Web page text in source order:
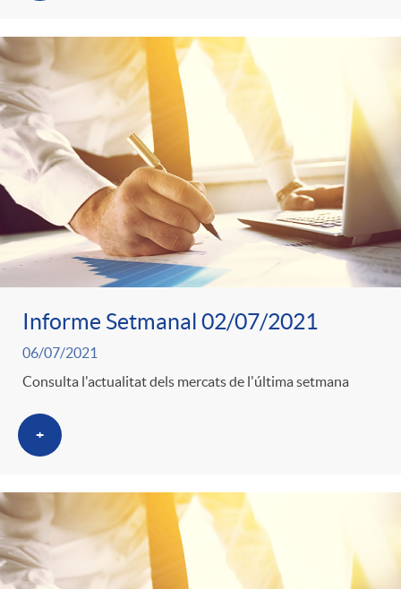
Informe Setmanal 02/07/2021
06/07/2021
Consulta l'actualitat dels mercats de l'última setmana
+